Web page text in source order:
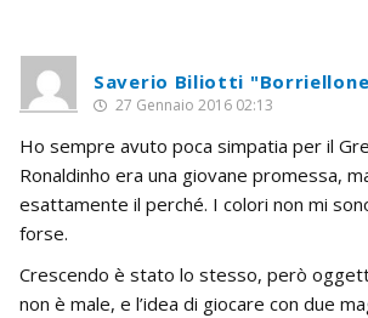
Saverio Biliotti
27 Gennaio 2016 02:13
Ho sempre avuto poca simpatia per il
Ronaldinho era una giovane promessa,
esattamente il perché. I colori non mi
forse.
Crescendo è stato lo stesso, però
non è male, e l’idea di giocare con due